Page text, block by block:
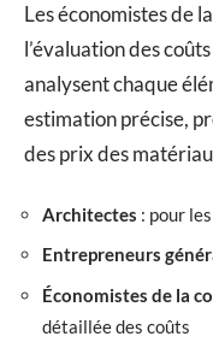
Les économistes de
l’évaluation des
analysent chaque
estimation précise,
des prix des
Architectes : pour
Entrepreneurs
Économistes de la
détaillée des coûts